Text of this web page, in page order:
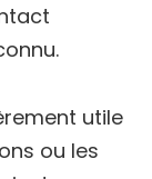
utile
ou les